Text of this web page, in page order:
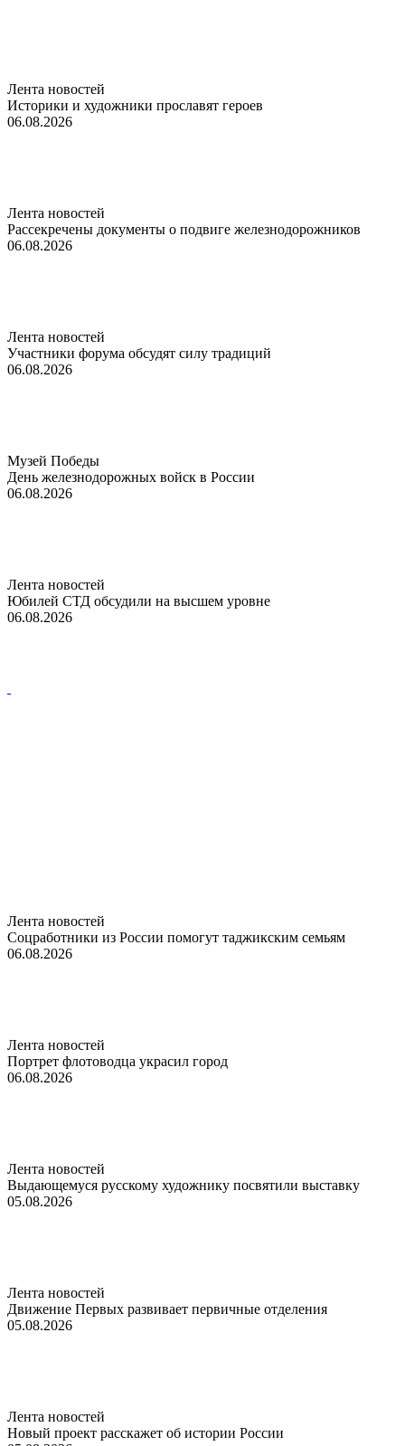
Лента новостей
Историки и художники прославят героев
06.08.2026
Лента новостей
Рассекречены документы о подвиге железнодорожников
06.08.2026
Лента новостей
Участники форума обсудят силу традиций
06.08.2026
Музей Победы
День железнодорожных войск в России
06.08.2026
Лента новостей
Юбилей СТД обсудили на высшем уровне
06.08.2026
Лента новостей
Соцработники из России помогут таджикским семьям
06.08.2026
Лента новостей
Портрет флотоводца украсил город
06.08.2026
Лента новостей
Выдающемуся русскому художнику посвятили выставку
05.08.2026
Лента новостей
Движение Первых развивает первичные отделения
05.08.2026
Лента новостей
Новый проект расскажет об истории России